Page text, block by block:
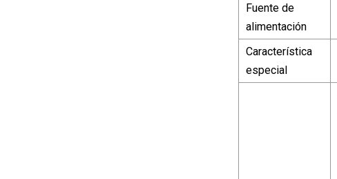
Fuente de
alimentación
Característica
especial